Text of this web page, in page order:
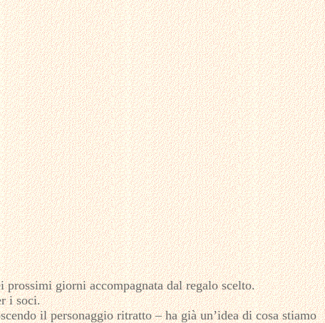
prossimi giorni accompagnata dal regalo scelto.
i soci.
il personaggio ritratto – ha già un’idea di cosa stiamo